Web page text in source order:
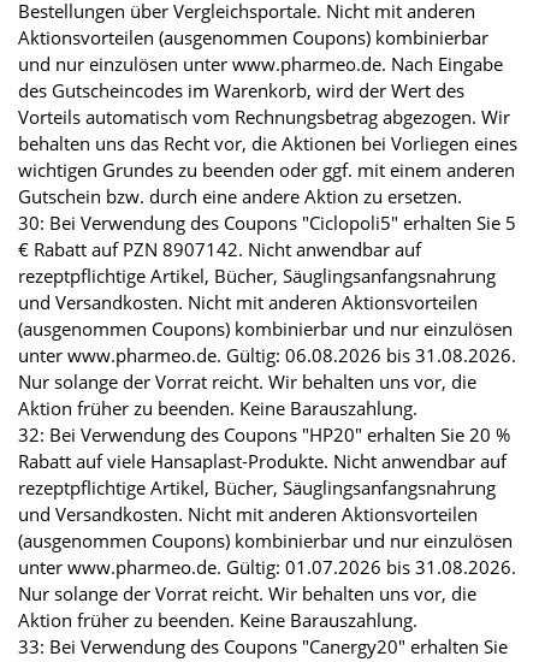
Bestellungen über Vergleichsportale. Nicht mit anderen
Aktionsvorteilen (ausgenommen Coupons) kombinierbar
und nur einzulösen unter www.pharmeo.de. Nach Eingabe
des Gutscheincodes im Warenkorb, wird der Wert des
Vorteils automatisch vom Rechnungsbetrag abgezogen. Wir
behalten uns das Recht vor, die Aktionen bei Vorliegen eines
wichtigen Grundes zu beenden oder ggf. mit einem anderen
Gutschein bzw. durch eine andere Aktion zu ersetzen.
30: Bei Verwendung des Coupons "Ciclopoli5" erhalten Sie 5
€ Rabatt auf PZN 8907142. Nicht anwendbar auf
rezeptpflichtige Artikel, Bücher, Säuglingsanfangsnahrung
und Versandkosten. Nicht mit anderen Aktionsvorteilen
(ausgenommen Coupons) kombinierbar und nur einzulösen
unter www.pharmeo.de. Gültig: 06.08.2026 bis 31.08.2026.
Nur solange der Vorrat reicht. Wir behalten uns vor, die
Aktion früher zu beenden. Keine Barauszahlung.
32: Bei Verwendung des Coupons "HP20" erhalten Sie 20 %
Rabatt auf viele Hansaplast-Produkte. Nicht anwendbar auf
rezeptpflichtige Artikel, Bücher, Säuglingsanfangsnahrung
und Versandkosten. Nicht mit anderen Aktionsvorteilen
(ausgenommen Coupons) kombinierbar und nur einzulösen
unter www.pharmeo.de. Gültig: 01.07.2026 bis 31.08.2026.
Nur solange der Vorrat reicht. Wir behalten uns vor, die
Aktion früher zu beenden. Keine Barauszahlung.
33: Bei Verwendung des Coupons "Canergy20" erhalten Sie